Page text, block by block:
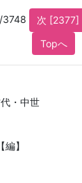
3748 次 [2377]
Topへ
・中世
】